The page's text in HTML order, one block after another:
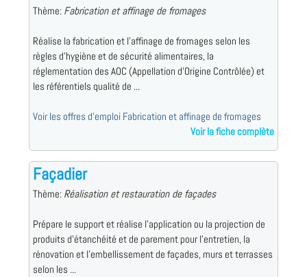
Thème: Fabrication et affinage de fromages
Réalise la fabrication et l'affinage de fromages selon les
règles d'hygiène et de sécurité alimentaires, la
réglementation des AOC (Appellation d'Origine Contrôlée) et
les référentiels qualité de ...
Voir les offres d'emploi Fabrication et affinage de fromages
Voir la fiche complète
Façadier
Thème: Réalisation et restauration de façades
Prépare le support et réalise l'application ou la projection de
produits d'étanchéité et de parement pour l'entretien, la
rénovation et l'embellissement de façades, murs et terrasses
selon les ...